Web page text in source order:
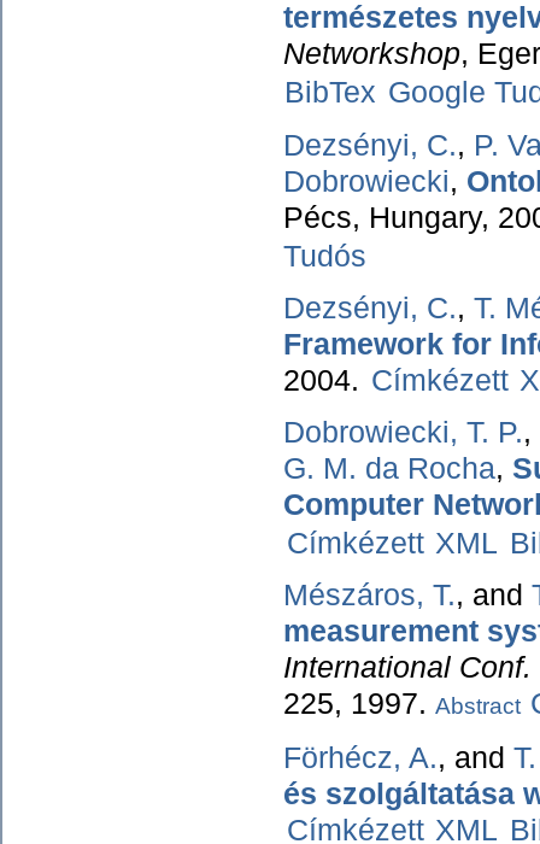
természetes
Networkshop,
BibTex Google
Dezsényi, C., P.
Dobrowiecki,
Pécs, Hungary,
Tudós
Dezsényi, C., T.
Framework for
2004. Címkézett
Dobrowiecki, T. P.,
G. M. da Rocha,
Computer
Címkézett XML
Mészáros, T., and
measurement
International
225, 1997. Abstract
Förhécz, A., and
és szolgáltatása
Címkézett XML